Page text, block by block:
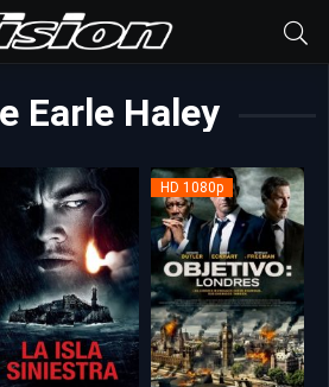
Earle Haley
HD 1080p